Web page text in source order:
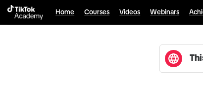
Home Courses Videos Webinars